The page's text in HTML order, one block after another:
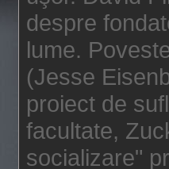
despre
lume.
(Jesse
proiect de
facultate,
socializare"